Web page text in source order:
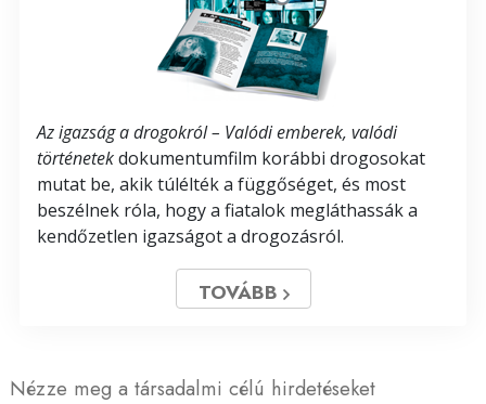
Az igazság a drogokról – Valódi emberek, valódi
történetekdokumentumfilm korábbi drogosokat
mutat be, akik túlélték a függőséget, és most
beszélnek róla, hogy a fiatalok megláthassák a
kendőzetlen igazságot a drogozásról.
TOVÁBB
Nézze meg a társadalmi célú hirdetéseket